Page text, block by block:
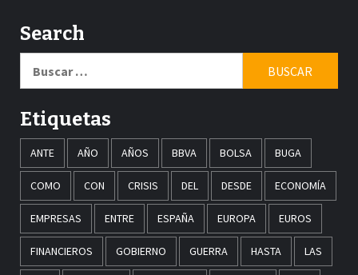
Search
Etiquetas
ANTE AÑO AÑOS BBVA BOLSA BUGA
COMO CON CRISIS DEL DESDE ECONOMÍA
EMPRESAS ENTRE ESPAÑA EUROPA EUROS
FINANCIEROS GOBIERNO GUERRA HASTA LAS